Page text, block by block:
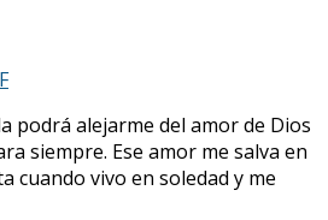
podrá alejarme del amor de Dios
siempre. Ese amor me salva en
cuando vivo en soledad y me